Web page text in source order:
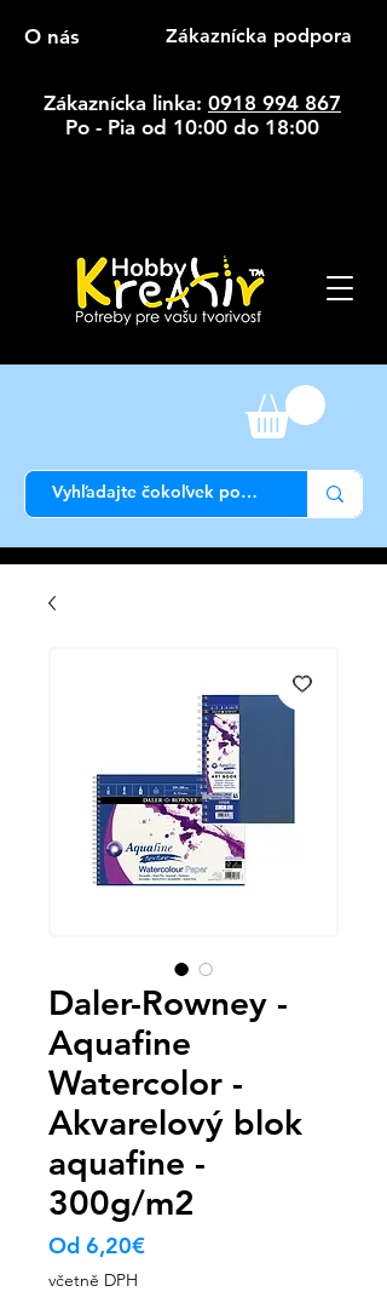
O nás Zákaznícka podpora
Zákaznícka linka: 0918 994 867
Po - Pia od 10:00 do 18:00
Daler-Rowney -
Aquafine
Watercolor -
Akvarelový blok
aquafine -
300g/m2
Od 6,20€Zvýhodněná
včetně DPH